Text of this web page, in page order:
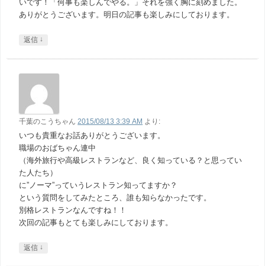
いです！「何事も楽しんでやる。」それを強く胸に刻めました。
ありがとうございます。明日の記事も楽しみにしております。
返信 ↓
千葉のこうちゃん 2015/08/13 3:39 AM より:
いつも貴重なお話ありがとうございます。
職場のおばちゃん連中
（海外旅行や高級レストランなど、良く知っている？と思ってい
た人たち）
に”ノーマ”っていうレストラン知ってますか？
という質問をしてみたところ、誰も知らなかったです。
別格レストランなんですね！！
次回の記事もとても楽しみにしております。
返信 ↓